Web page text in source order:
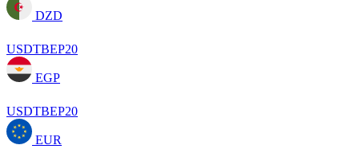
DZD
USDTBEP20
EGP
USDTBEP20
EUR